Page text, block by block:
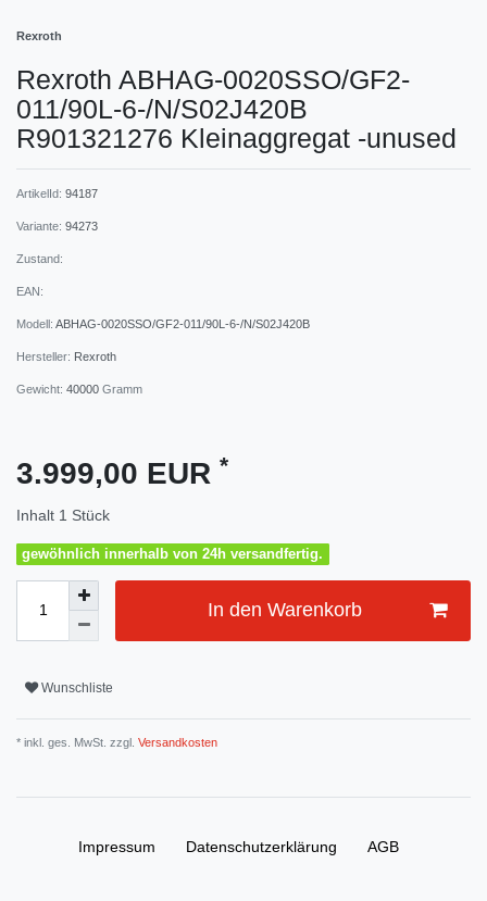
Rexroth
Rexroth ABHAG-0020SSO/GF2-
011/90L-6-/N/S02J420B
R901321276 Kleinaggregat -unused
ArtikelId: 94187
Variante: 94273
Zustand:
EAN:
Modell: ABHAG-0020SSO/GF2-011/90L-6-/N/S02J420B
Hersteller: Rexroth
Gewicht: 40000 Gramm
3.999,00 EUR *
Inhalt 1 Stück
gewöhnlich innerhalb von 24h versandfertig.
In den Warenkorb
Wunschliste
* inkl. ges. MwSt. zzgl. Versandkosten
Impressum Daten­schutz­erklärung AGB